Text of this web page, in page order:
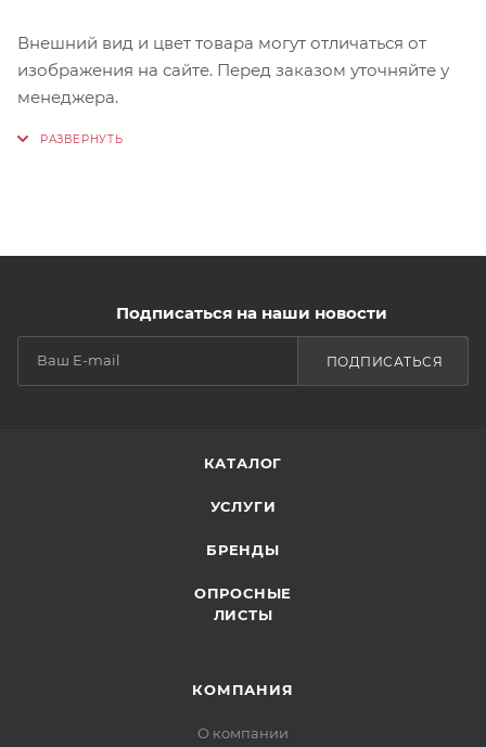
Внешний вид и цвет товара могут отличаться от
изображения на сайте. Перед заказом уточняйте у
менеджера.
Подписаться на наши новости
ПОДПИСАТЬСЯ
КАТАЛОГ
УСЛУГИ
БРЕНДЫ
ОПРОСНЫЕ
ЛИСТЫ
КОМПАНИЯ
О компании